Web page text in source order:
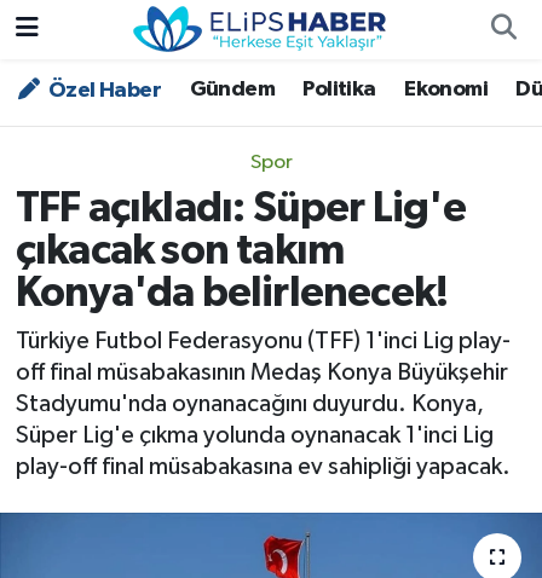
Özel Haber Gündem Politika Ekonomi
Spor
TFF açıkladı: Süper Lig'e
çıkacak son takım
Konya'da belirlenecek!
Türkiye Futbol Federasyonu (TFF) 1'inci Lig play-
off final müsabakasının Medaş Konya Büyükşehir
Stadyumu'nda oynanacağını duyurdu. Konya,
Süper Lig'e çıkma yolunda oynanacak 1'inci Lig
play-off final müsabakasına ev sahipliği yapacak.
Özel Haber
Asayiş
Bilim - Teknoloji
Çevre - İklim
Dünya
Kültür - Sanat
Nöbetçi Eczaneler
Trafik Durumu
Süper Lig Puan Durumu ve Fikstür
Tüm Manşetler
Son Dakika Haberleri